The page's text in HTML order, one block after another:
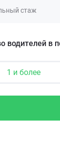
стаж
водителей в
1 и более